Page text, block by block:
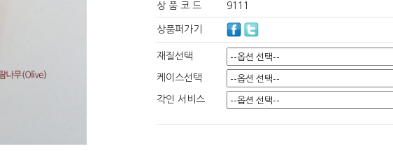
상 품 코 드 9111
상품퍼가기
재질선택
케이스선택
각인 서비스